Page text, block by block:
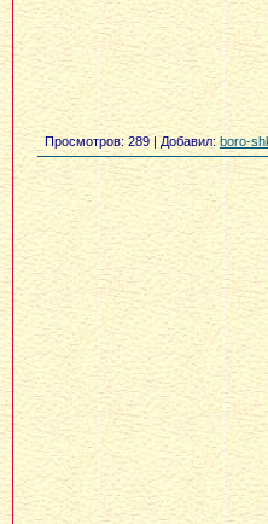
Просмотров: 289 |Добавил: boro-